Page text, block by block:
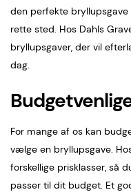
den perfekte
rette sted. Hos Dahls
bryllupsgaver, der vil
dag.
For mange af os kan
vælge en bryllupsgave.
forskellige prisklasser, så
passer til dit budget. Et